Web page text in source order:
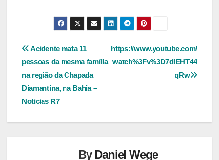
Navegação
de
Post
https://www.youtube.com/
watch%3Fv%3D7diEHT44
qRw
Acidente mata 11
pessoas da mesma família
na região da Chapada
Diamantina, na Bahia –
Noticias R7
ByDaniel Wege